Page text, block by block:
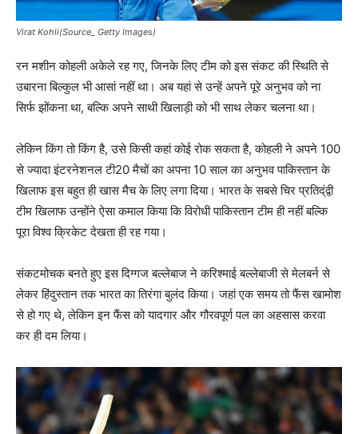
Virat Kohli(Source_ Getty Images)
रन मशीन कोहली अकेले रह गए, जिनके लिए टीम को इस संकट की स्थिति से
उबारना बिल्कुल भी आसां नहीं था। अब यहां से उन्हें अपने पूरे अनुभव को ना
सिर्फ झोंकना था, बल्कि अपने साथी खिलाड़ी को भी साथ लेकर चलना था।
लेकिन किंग तो किंग है, उसे किसी कहां कोई रोक सकता है, कोहली ने अपने 100
से ज्यादा इंटरनेशनल टी20 मैचों का अपना 10 साल का अनुभव पाकिस्तान के
खिलाफ इस बहुत ही खास मैच के लिए लगा दिया। भारत के सबसे चिर प्रतिद्ंद्वी
टीम खिलाफ उन्होंने ऐसा कमाल किया कि विरोधी पाकिस्तान टीम ही नहीं बल्कि
पूरा विश्व क्रिकेट देखता ही रह गया।
संकटमोचक बनते हुए इस दिग्गज बल्लेबाज ने करिश्माई बल्लेबाजी से मेलबर्न से
लेकर हिंदुस्तान तक भारत का तिरंगा बुलंद किया। जहां एक समय तो फैंस खामोश
से हो गए थे, लेकिन इन फैंस को यादगार और गौरवपूर्ण पल का अहसास करवा
कर ही दम लिया।